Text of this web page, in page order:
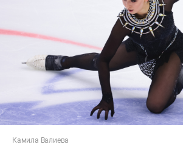
Камила Валиева